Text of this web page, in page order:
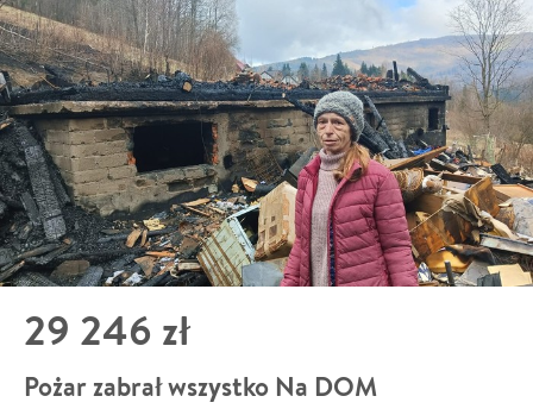
29 246 zł
Pożar zabrał wszystko Na DOM